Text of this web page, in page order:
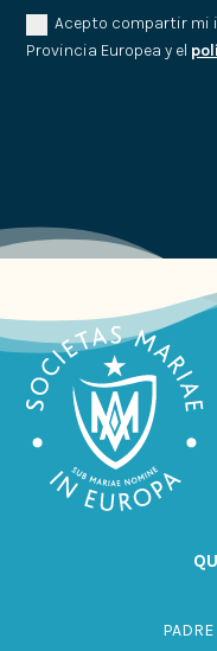
Acepto compartir mi
Provincia Europea y el